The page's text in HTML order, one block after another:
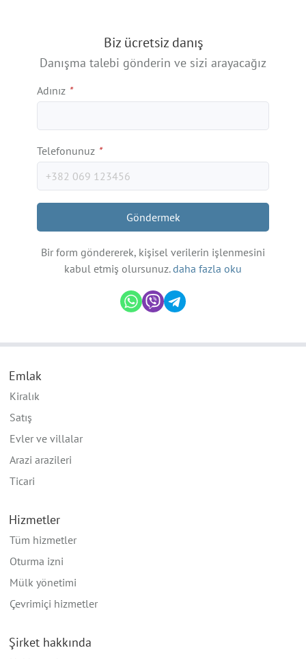
Biz ücretsiz danış
Danışma talebi gönderin ve sizi arayacağız
Adınız *
Telefonunuz *
Göndermek
Bir form göndererek, kişisel verilerin işlenmesini
kabul etmiş olursunuz.daha fazla oku
Emlak
Kiralık
Satış
Evler ve villalar
Arazi arazileri
Ticari
Hizmetler
Tüm hizmetler
Oturma izni
Mülk yönetimi
Çevrimiçi hizmetler
Şirket hakkında